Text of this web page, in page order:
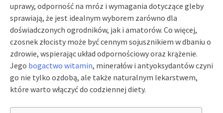
uprawy, odporność na mróz i wymagania dotyczące gleby
sprawiają, że jest idealnym wyborem zarówno dla
doświadczonych ogrodników, jak i amatorów. Co więcej,
czosnek złocisty może być cennym sojusznikiem w dbaniu o
zdrowie, wspierając układ odpornościowy oraz krążenie.
Jego bogactwo witamin, minerałów i antyoksydantów czyni
go nie tylko ozdobą, ale także naturalnym lekarstwem,
które warto włączyć do codziennej diety.